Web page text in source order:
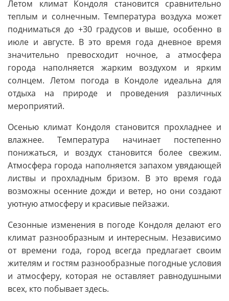
Летом климат Кондоля становится сравнительно
теплым и солнечным. Температура воздуха может
подниматься до +30 градусов и выше, особенно в
июле и августе. В это время года дневное время
значительно превосходит ночное, а атмосфера
города наполняется жарким воздухом и ярким
солнцем. Летом погода в Кондоле идеальна для
отдыха на природе и проведения различных
мероприятий.
Осенью климат Кондоля становится прохладнее и
влажнее. Температура начинает постепенно
понижаться, и воздух становится более свежим.
Атмосфера города наполняется запахом увядающей
листвы и прохладным бризом. В это время года
возможны осенние дожди и ветер, но они создают
уютную атмосферу и красивые пейзажи.
Сезонные изменения в погоде Кондоля делают его
климат разнообразным и интересным. Независимо
от времени года, город всегда предлагает своим
жителям и гостям разнообразные погодные условия
и атмосферу, которая не оставляет равнодушными
всех, кто побывает здесь.